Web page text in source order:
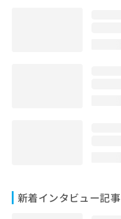
新着インタビュー記事